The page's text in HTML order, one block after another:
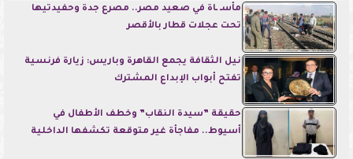
مأسـ ـاة في صعيد مصر.. مصرع جدة وحفيدتيها
تحت عجلات قطار بالأقصر
نيل الثقافة يجمع القاهرة وباريس: زيارة فرنسية
تفتح أبواب الإبداع المشترك
حقيقة ”سيدة النقاب” وخطف الأطفال في
أسيوط.. مفاجأة غير متوقعة تكشفها الداخلية